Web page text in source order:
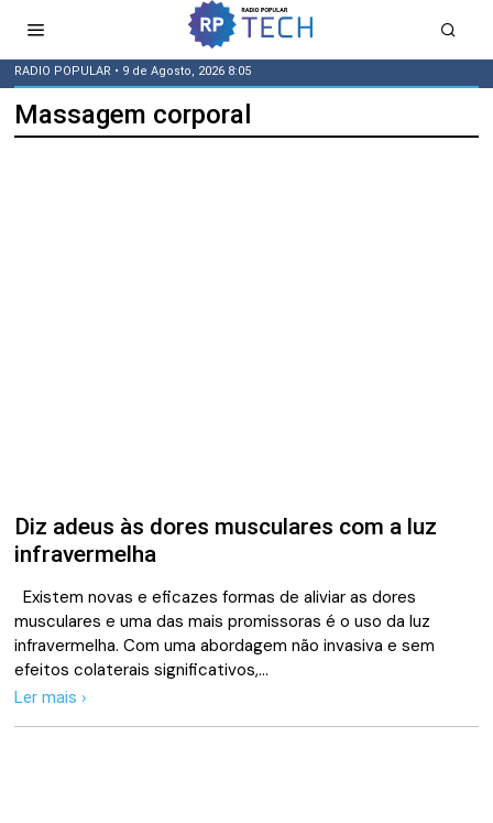
RADIO POPULAR • 9 de Agosto, 2026 8:05
Massagem corporal
Diz adeus às dores musculares com a luz
infravermelha
Existem novas e eficazes formas de aliviar as dores
musculares e uma das mais promissoras é o uso da luz
infravermelha. Com uma abordagem não invasiva e sem
efeitos colaterais significativos,…
Ler mais ›